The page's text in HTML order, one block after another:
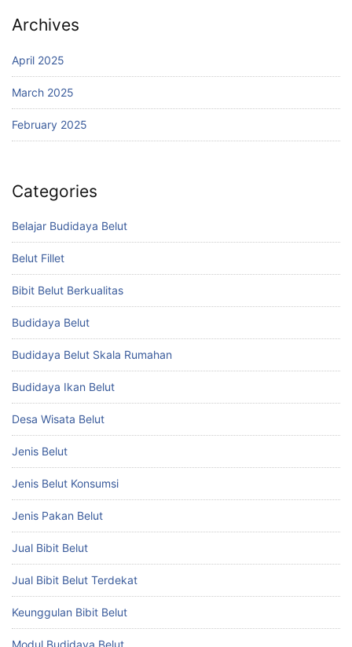
Archives
April 2025
March 2025
February 2025
Categories
Belajar Budidaya Belut
Belut Fillet
Bibit Belut Berkualitas
Budidaya Belut
Budidaya Belut Skala Rumahan
Budidaya Ikan Belut
Desa Wisata Belut
Jenis Belut
Jenis Belut Konsumsi
Jenis Pakan Belut
Jual Bibit Belut
Jual Bibit Belut Terdekat
Keunggulan Bibit Belut